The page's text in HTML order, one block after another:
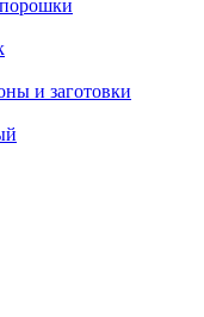
и заготовки